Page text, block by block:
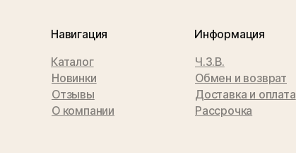
Навигация
Рассрочка
Доставка и оплата
Обмен и возврат
Ч.З.В.
Новинки
Отзывы
О компании
Каталог
Информация